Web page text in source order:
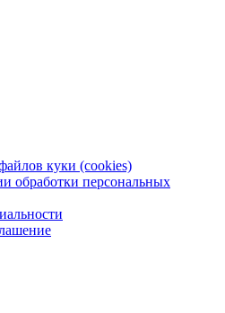
куки (cookies)
обработки персональных